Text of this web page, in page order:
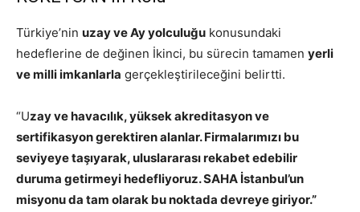
Türkiye’nin uzay ve Ay yolculuğu konusundaki
hedeflerine de değinen İkinci, bu sürecin tamamen yerli
ve milli imkanlarla gerçekleştirileceğini belirtti.
“Uzay ve havacılık, yüksek akreditasyon ve
sertifikasyon gerektiren alanlar. Firmalarımızı bu
seviyeye taşıyarak, uluslararası rekabet edebilir
duruma getirmeyi hedefliyoruz. SAHA İstanbul’un
misyonu da tam olarak bu noktada devreye giriyor.”